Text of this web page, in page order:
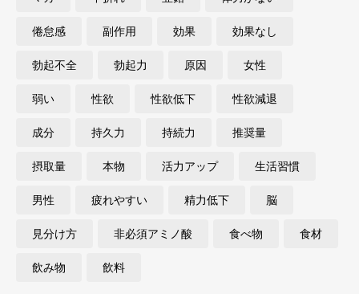
倦怠感 副作用 効果 効果なし
勃起不全 勃起力 原因 女性
弱い 性欲 性欲低下 性欲減退
成分 持久力 持続力 推奨量
摂取量 本物 活力アップ 生活習慣
男性 疲れやすい 精力低下 脳
見分け方 非必須アミノ酸 食べ物 食材
飲み物 飲料